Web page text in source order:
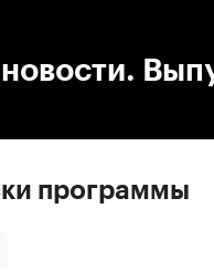
новости.
программы